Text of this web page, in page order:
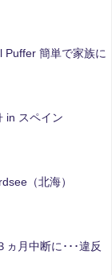
Puffer 簡単で家族に
in スペイン
（北海）
ヵ月中断に･･･違反